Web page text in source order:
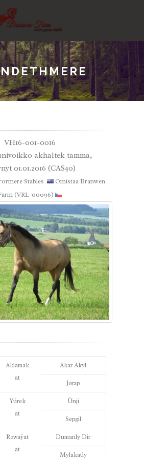
VH16-001-0016
akhaltek tamma,
01.01.2016 (CAS40)
Stables
Omistaa Branwen
(VRL-00096)
Aklamak
at
Akar Akyl
Jorap
Yürek
at
Ünji
Sepgil
Rowaÿat
at
Dumanly Dir
Mylakatly